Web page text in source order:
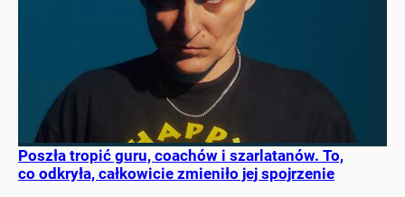
Poszła tropić guru, coachów i szarlatanów. To,
co odkryła, całkowicie zmieniło jej spojrzenie